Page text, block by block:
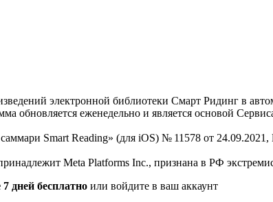
электронной библиотеки Смарт Ридинг в
обновляется еженедельно и является основой
Smart Reading» (для iOS) № 11578 от
Meta Platforms Inc., признана в РФ
дней бесплатно или войдите в ваш аккаунт